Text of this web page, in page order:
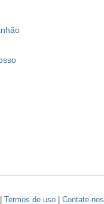
Termos de uso| Contate-nos